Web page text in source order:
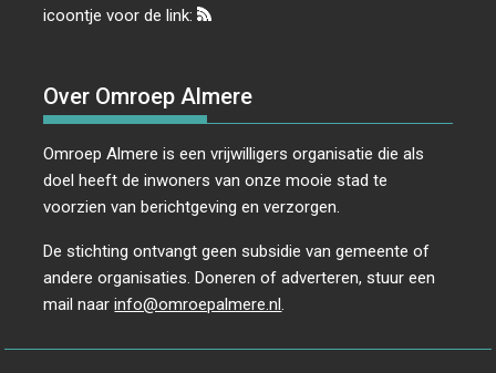
icoontje voor de link:
Over Omroep Almere
Omroep Almere is een vrijwilligers organisatie die als
doel heeft de inwoners van onze mooie stad te
voorzien van berichtgeving en verzorgen.
De stichting ontvangt geen subsidie van gemeente of
andere organisaties. Doneren of adverteren, stuur een
mail naarinfo@omroepalmere.nl.